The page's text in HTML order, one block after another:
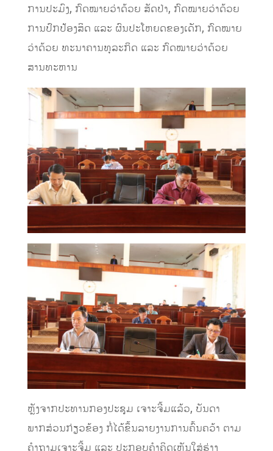
ການປະມົງ, ກົດໝາຍວ່າດ້ວຍ ສັດປ່າ, ກົດໝາຍວ່າດ້ວຍ
ການປົກປ້ອງສິດ ແລະ ຜົນປະໂຫຍດຂອງເດັກ, ກົດໝາຍ
ວ່າດ້ວຍ ທະນາຄານທຸລະກິດ ແລະ ກົດໝາຍວ່າດ້ວຍ
ສານທະຫານ
ຫຼັງຈາກປະທານກອງປະຊຸມ ເຈາະຈີ້ມແລ້ວ, ບັນດາ
ພາກສ່ວນກ່ຽວຂ້ອງ ກໍ່ໄດ້ຂຶ້ນລາຍງານການຄົ້ນຄວ້າ ຕາມ
ຄໍາຖາມເຈາະຈີ້ມ ແລະ ປະກອບຄໍາຄິດເຫັນໃສ່ຮ່າງ